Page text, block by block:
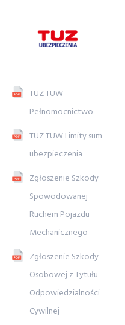
TUZ TUW
Pełnomocnictwo
TUZ TUW Limity sum
ubezpieczenia
Zgłoszenie Szkody
Spowodowanej
Ruchem Pojazdu
Mechanicznego
Zgłoszenie Szkody
Osobowej z Tytułu
Odpowiedzialności
Cywilnej